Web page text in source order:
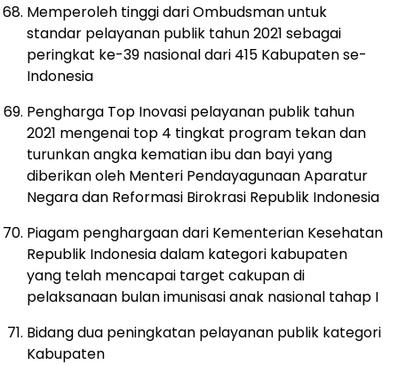
Memperoleh tinggi dari Ombudsman untuk
standar pelayanan publik tahun 2021 sebagai
peringkat ke-39 nasional dari 415 Kabupaten se-
Indonesia
Pengharga Top Inovasi pelayanan publik tahun
2021 mengenai top 4 tingkat program tekan dan
turunkan angka kematian ibu dan bayi yang
diberikan oleh Menteri Pendayagunaan Aparatur
Negara dan Reformasi Birokrasi Republik Indonesia
Piagam penghargaan dari Kementerian Kesehatan
Republik Indonesia dalam kategori kabupaten
yang telah mencapai target cakupan di
pelaksanaan bulan imunisasi anak nasional tahap I
Bidang dua peningkatan pelayanan publik kategori
Kabupaten